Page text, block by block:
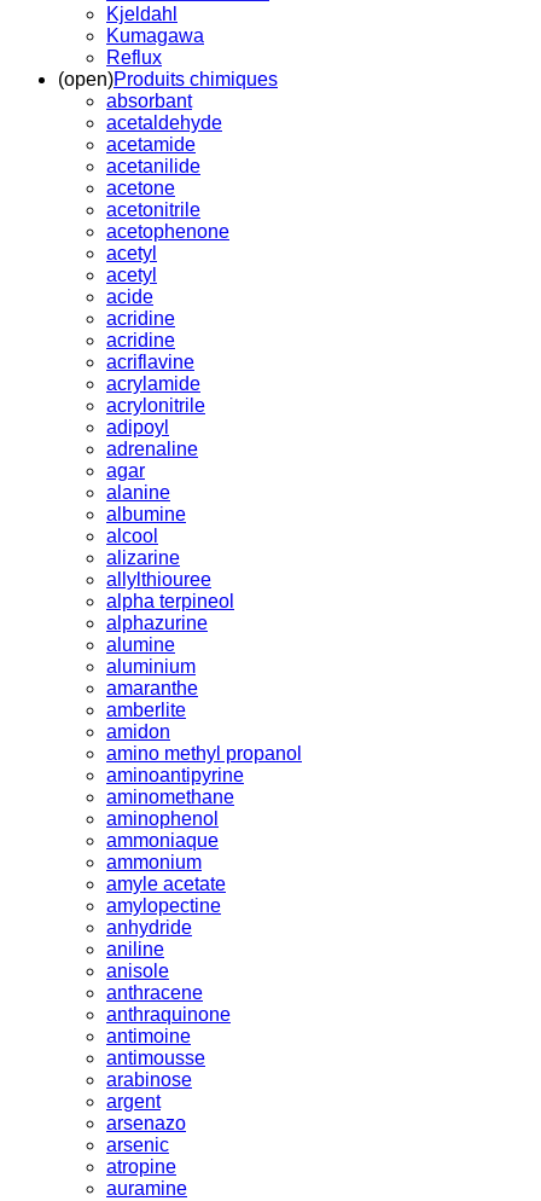
Kjeldahl
Kumagawa
Reflux
(open)Produits chimiques
absorbant
acetaldehyde
acetamide
acetanilide
acetone
acetonitrile
acetophenone
acetyl
acetyl
acide
acridine
acridine
acriflavine
acrylamide
acrylonitrile
adipoyl
adrenaline
agar
alanine
albumine
alcool
alizarine
allylthiouree
alpha terpineol
alphazurine
alumine
aluminium
amaranthe
amberlite
amidon
amino methyl propanol
aminoantipyrine
aminomethane
aminophenol
ammoniaque
ammonium
amyle acetate
amylopectine
anhydride
aniline
anisole
anthracene
anthraquinone
antimoine
antimousse
arabinose
argent
arsenazo
arsenic
atropine
auramine